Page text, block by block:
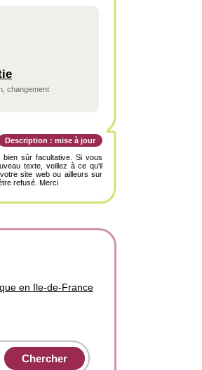
changement
Description : mise à jour
sûr facultative. Si vous
texte, veillez à ce qu'il
site web ou ailleurs sur
refusé. Merci
en Ile-de-France